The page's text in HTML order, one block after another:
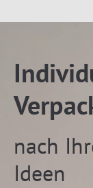
nach
Ideen